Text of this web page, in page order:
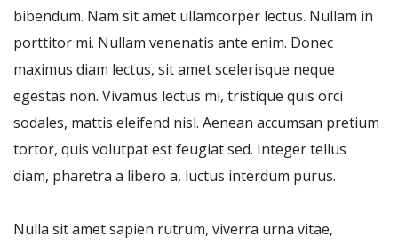
bibendum. Nam sit amet ullamcorper lectus. Nullam in
porttitor mi. Nullam venenatis ante enim. Donec
maximus diam lectus, sit amet scelerisque neque
egestas non. Vivamus lectus mi, tristique quis orci
sodales, mattis eleifend nisl. Aenean accumsan pretium
tortor, quis volutpat est feugiat sed. Integer tellus
diam, pharetra a libero a, luctus interdum purus.
Nulla sit amet sapien rutrum, viverra urna vitae,